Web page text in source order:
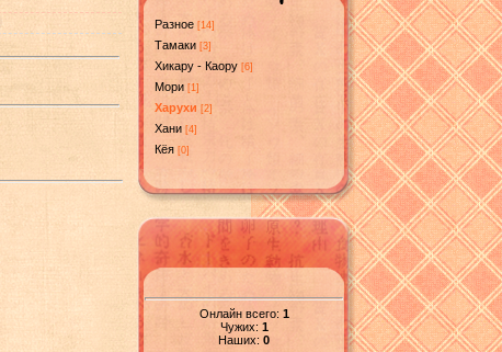
Разное [14]
Тамаки [3]
Хикару - Каору [6]
Мори [1]
Харухи [2]
Хани [4]
Кёя [0]
Онлайн всего: 1
Чужих: 1
Наших: 0